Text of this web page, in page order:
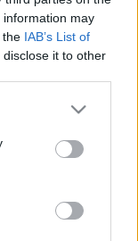
information may
the IAB’s List of
it to other
or more Google
You may click to
party tags to
in below Google
engedi,
hogy az
Sokaknak
mások pedig